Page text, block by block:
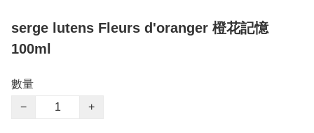
serge lutens Fleurs d'oranger 橙花記憶
100ml
數量
−
+